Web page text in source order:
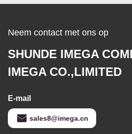
Neem contact met ons op
SHUNDE IMEGA
IMEGA CO.,LIMITED
E-mail
sales8@imega.cn